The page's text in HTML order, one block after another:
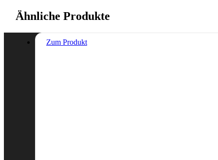
Ähnliche Produkte
Zum Produkt